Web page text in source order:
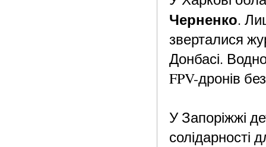
Черненко.
зверталися
Донбасі.
FPV-дронів
У Запоріжжі
солідарності